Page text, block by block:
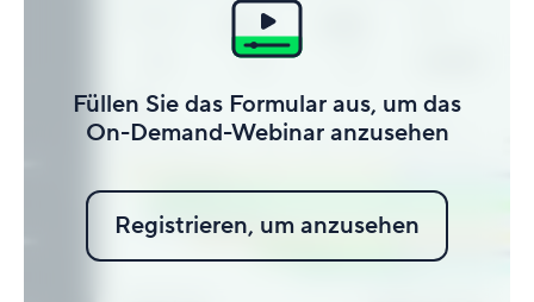
Füllen Sie das Formular aus, um das
On-Demand-Webinar anzusehen
Registrieren, um anzusehen